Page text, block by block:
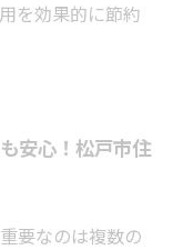
を効果的に節約
安心！松戸市住
要なのは複数の